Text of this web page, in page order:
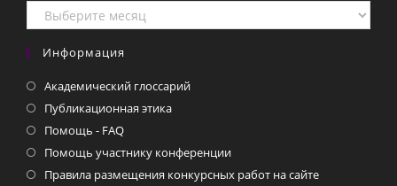
Архивы
СМИ
Информация
Академический глоссарий
Публикационная этика
Помощь - FAQ
Помощь участнику конференции
Правила размещения конкурсных работ на сайте